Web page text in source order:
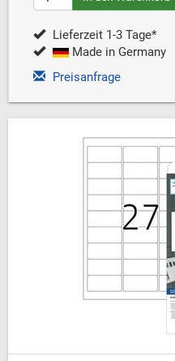
Lieferzeit 1-3 Tage*
Made in Germany
Preisanfrage